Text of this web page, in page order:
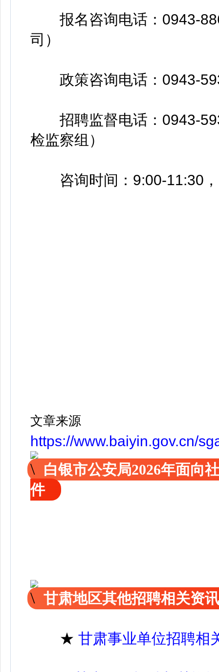
报名咨询电话：0943-
司）
政策咨询电话：0943-
招聘监督电话：0943-
检监察组）
咨询时间：9:00-11:30，
文章来源
https://www.baiyin.gov.cn/
白银市公安局2026年面向
件
甘肃地区其他招聘相关资
★ 甘肃事业单位招聘相